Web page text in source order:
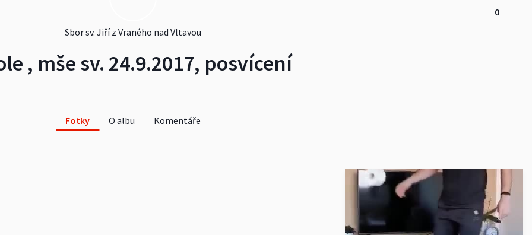
Sbor sv. Jiří z Vraného nad Vltavou
, mše sv. 24.9.2017, posvícení
0
Fotky O albu Komentáře